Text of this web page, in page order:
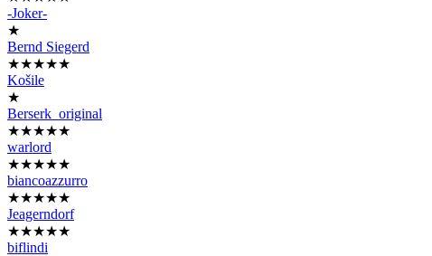
-Joker-
★
Bernd Siegerd
★★★★★
Košile
★
Berserk_original
★★★★★
warlord
★★★★★
biancoazzurro
★★★★★
Jeagerndorf
★★★★★
biflindi